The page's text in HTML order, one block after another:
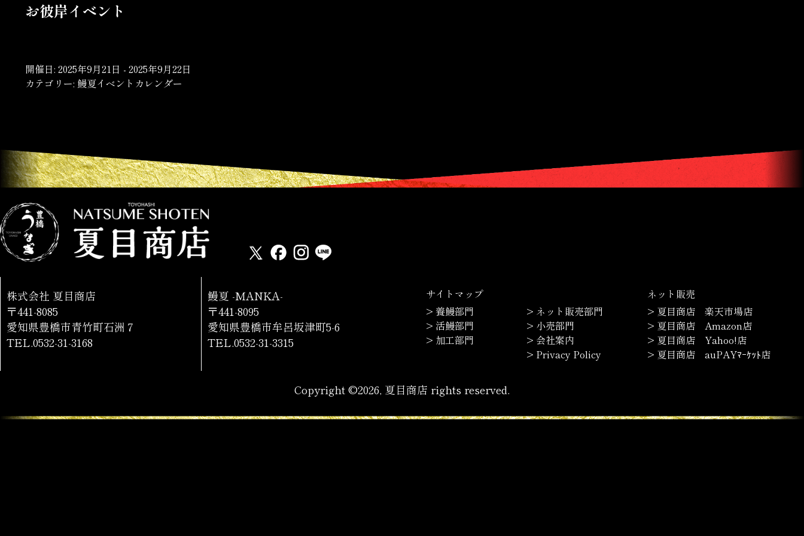
お彼岸イベント
開催日: 2025年9月21日 - 2025年9月22日
カテゴリー: 鰻夏イベントカレンダー
株式会社 夏目商店
〒441-8085
愛知県豊橋市青竹町石洲７
TEL.0532-31-3168
鰻夏 -MANKA-
〒441-8095
愛知県豊橋市牟呂坂津町5-6
TEL.0532-31-3315
サイトマップ
> 養鰻部門
> 活鰻部門
> 加工部門
> ネット販売部門
> 小売部門
> 会社案内
> Privacy Policy
ネット販売
> 夏目商店 楽天市場店
> 夏目商店 Amazon店
> 夏目商店 Yahoo!店
> 夏目商店 auPAYﾏｰｹｯﾄ店
Copyright ©2026, 夏目商店 rights reserved.